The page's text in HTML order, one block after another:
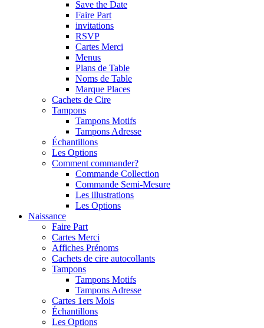
Save the Date
Faire Part
invitations
RSVP
Cartes Merci
Menus
Plans de Table
Noms de Table
Marque Places
Cachets de Cire
Tampons
Tampons Motifs
Tampons Adresse
Échantillons
Les Options
Comment commander?
Commande Collection
Commande Semi-Mesure
Les illustrations
Les Options
Naissance
Faire Part
Cartes Merci
Affiches Prénoms
Cachets de cire autocollants
Tampons
Tampons Motifs
Tampons Adresse
Cartes 1ers Mois
Échantillons
Les Options